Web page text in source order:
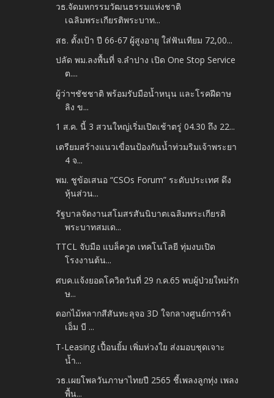
วธ.จัดมหกรรมวัฒนธรรมแห่งชาติ
เฉลิมพระเกียรติพระบาท...
สธ. ตั้งเป้า ปี 66-67 ผู้สูงอายุ ใส่ฟันเทียม 72,00...
ปลัด พม.ลงพื้นที่ จ.ลำปาง เปิด One Stop Service
ต....
ผู้ว่าฯชัชชาติ พร้อมรับมือน้ำหนุน และโรคฝีดาษ
ลิง ข...
1 ส.ค. นี้ 3 สวนใหญ่เริ่มเปิดเช้าตรู่ 04.30 ถึง 22...
เตรียมสร้างแนวเขื่อนป้องกันน้ำท่วมริมเจ้าพระยา
4 จ...
พม. ชูข้อเสนอ “CSOs Forum” ระดับประเทศ ดึง
หุ้นส่วน...
รัฐบาลจัดงานสโมสรสันนิบาตเฉลิมพระเกียรติ
พระบาทสมเด...
TTCL จับมือ แบล็ควูด เทคโนโลยี ทุ่มงบเปิด
โรงงานต้น...
ศบค.แจ้งยอดโควิดวันที่ 29 ก.ค.65 พบผู้ป่วยใหม่รัก
ษ...
ดอกไม้หลากสีสันทะลุจอ 3D ใจกลางศูนย์การค้า
เอ็ม บี ...
T-Leasing เปื้อนยิ้ม เพิ่มห่วงใย ส่งมอบชุดเจาะ
น้ำ...
วธ.เผยโพลวันภาษาไทยปี 2565 ชี้เพลงลูกทุ่ง เพลง
พื้น...